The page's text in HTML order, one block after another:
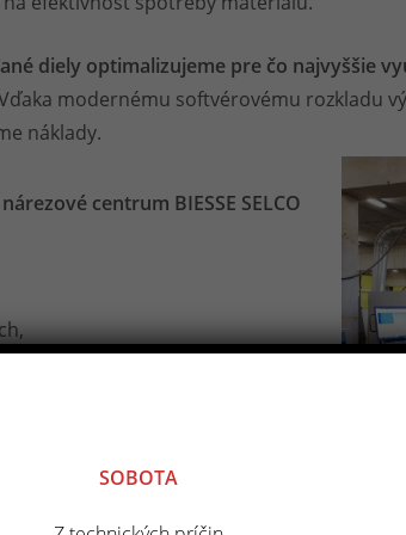
diely optimalizujeme pre čo najvyššie
modernému softvérovému rozkladu
náklady.
centrum BIESSE SELCO
SOBOTA